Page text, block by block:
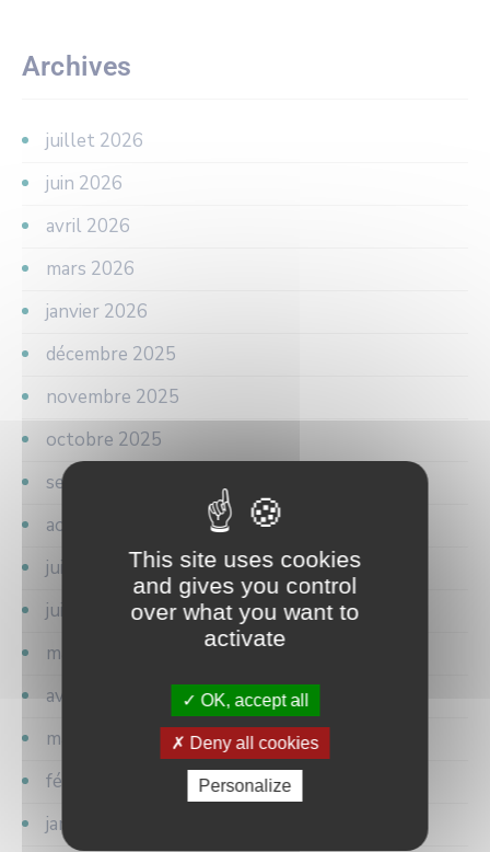
Archives
juillet 2026
juin 2026
avril 2026
mars 2026
janvier 2026
décembre 2025
novembre 2025
octobre 2025
septembre 2025
août 2025
juillet 2025
juin 2025
mai 2025
avril 2025
mars 2025
février 2025
janvier 2025
This site uses cookies
and gives you control
over what you want to
activate
OK, accept all
Deny all cookies
Personalize